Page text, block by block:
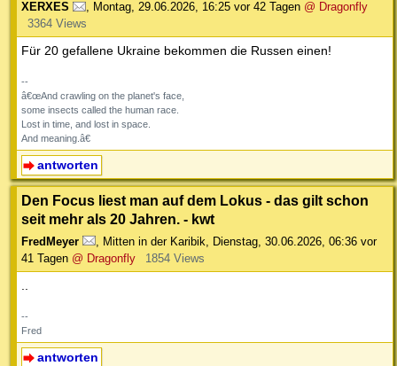
XERXES , Montag, 29.06.2026, 16:25 vor 42 Tagen @ Dragonfly
3364 Views
Für 20 gefallene Ukraine bekommen die Russen einen!
--
â€œAnd crawling on the planet's face,
some insects called the human race.
Lost in time, and lost in space.
And meaning.â€
antworten
Den Focus liest man auf dem Lokus - das gilt schon
seit mehr als 20 Jahren. - kwt
FredMeyer Mitten in der Karibik Dienstag, 30.06.2026, 06:36 vor
41 Tagen @ Dragonfly 1854 Views
--
Fred
antworten